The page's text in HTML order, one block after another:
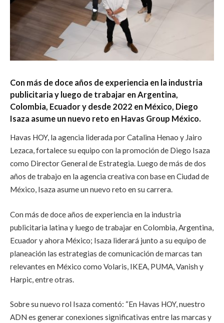
Con más de doce años de experiencia en la industria
publicitaria y luego de trabajar en Argentina,
Colombia, Ecuador y desde 2022 en México, Diego
Isaza asume un nuevo reto en Havas Group México.
Havas HOY, la agencia liderada por Catalina Henao y Jairo
Lezaca, fortalece su equipo con la promoción de Diego Isaza
como Director General de Estrategia. Luego de más de dos
años de trabajo en la agencia creativa con base en Ciudad de
México, Isaza asume un nuevo reto en su carrera.
Con más de doce años de experiencia en la industria
publicitaria latina y luego de trabajar en Colombia, Argentina,
Ecuador y ahora México; Isaza liderará junto a su equipo de
planeación las estrategias de comunicación de marcas tan
relevantes en México como Volaris, IKEA, PUMA, Vanish y
Harpic, entre otras.
Sobre su nuevo rol Isaza comentó: “En Havas HOY, nuestro
ADN es generar conexiones significativas entre las marcas y